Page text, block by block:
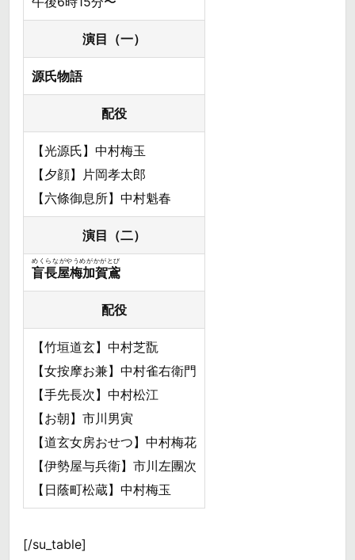
演目（一）
源氏物語
配役
【光源氏】中村梅玉
【夕顔】片岡孝太郎
【六條御息所】中村魁春
演目（二）
盲長屋梅加賀鳶
めくらながやうめがかがとび
配役
【竹垣道玄】中村芝翫
【女按摩お兼】中村雀右衛門
【手先長次】中村松江
【お朝】市川男寅
【道玄女房おせつ】中村梅花
【伊勢屋与兵衛】市川左團次
【日蔭町松蔵】中村梅玉
[/su_table]